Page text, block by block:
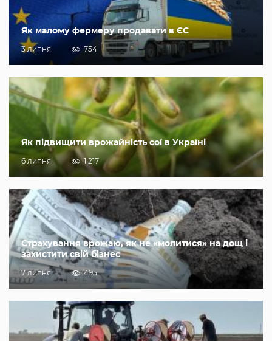
Як малому фермеру продавати в ЄС
3 липня 754
Як підвищити врожайність сої в Україні
6 липня 1 217
Страхування врожаю, як не «молитися» на дощ і
захистити свій бізнес
7 липня 495